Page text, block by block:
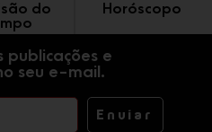
do
Horóscopo
publicações e
seu e-mail.
Enviar